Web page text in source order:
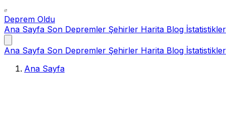
Deprem Oldu
Ana Sayfa Son Depremler Şehirler Harita Blog İstatistikler
Ana Sayfa Son Depremler Şehirler Harita Blog İstatistikler
Ana Sayfa